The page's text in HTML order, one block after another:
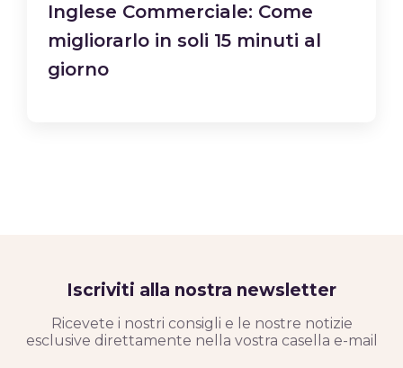
Inglese Commerciale: Come
migliorarlo in soli 15 minuti al
giorno
Iscriviti alla nostra newsletter
Ricevete i nostri consigli e le nostre notizie
esclusive direttamente nella vostra casella e-mail